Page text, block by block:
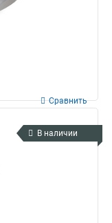
Сравнить
В наличии